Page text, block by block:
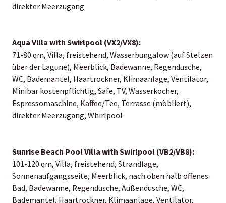
direkter Meerzugang
Aqua Villa with Swirlpool (VX2/VX8):
71-80 qm, Villa, freistehend, Wasserbungalow (auf Stelzen
über der Lagune), Meerblick, Badewanne, Regendusche,
WC, Bademantel, Haartrockner, Klimaanlage, Ventilator,
Minibar kostenpflichtig, Safe, TV, Wasserkocher,
Espressomaschine, Kaffee/Tee, Terrasse (möbliert),
direkter Meerzugang, Whirlpool
Sunrise Beach Pool Villa with Swirlpool (VB2/VB8):
101-120 qm, Villa, freistehend, Strandlage,
Sonnenaufgangsseite, Meerblick, nach oben halb offenes
Bad, Badewanne, Regendusche, Außendusche, WC,
Bademantel, Haartrockner, Klimaanlage, Ventilator,